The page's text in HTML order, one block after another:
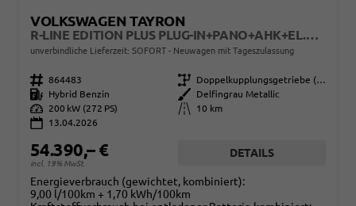
VOLKSWAGEN TAYRON
R-LINE EDITION PLUS PLUG-IN+PANO+AHK+EL.HECKKL.+LED+PDC+20''LM
unverbindliche Lieferzeit: SOFORT Neuwagen mit Tageszulassung
Fahrzeugnr. 864483 Getriebe
Doppelkupplungsgetriebe (DSG)
Kraftstoff
Hybrid Benzin Außenfarbe
Delfingrau Metallic
Leistung
200 kW (272 PS) Kilometerstand
10 km
13.04.2026
54.390,– €
incl. 19% MwSt.
DETAILS
Energieverbrauch (gewichtet, kombiniert):
9,00 l/100km + 1,70 kWh/100km